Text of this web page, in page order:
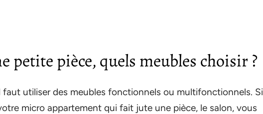
petite pièce, quels meubles choisir ?
faut utiliser des meubles fonctionnels ou multifonctionnels. Si
micro appartement qui fait jute une pièce, le salon, vous